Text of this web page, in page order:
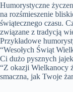
Humorystyczne
na rozśmieszenie
świątecznego czasu.
związane z tradycją
Przykładowe
“Wesołych Świąt
Ci dużo pysznych
“Z okazji Wielkanocy
smaczna, jak Twoje